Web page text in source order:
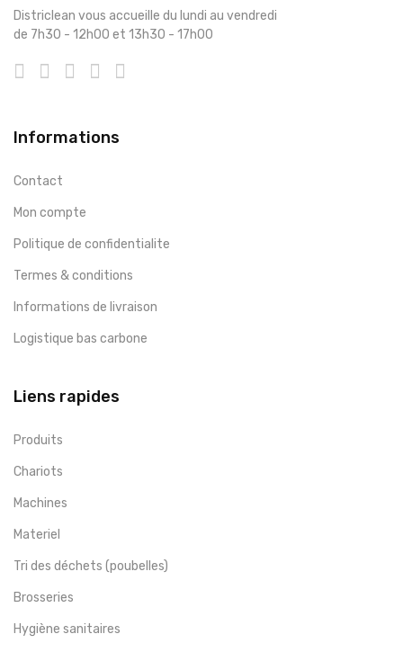
Districlean vous accueille du lundi au vendredi
de 7h30 - 12h00 et 13h30 - 17h00
Informations
Contact
Mon compte
Politique de confidentialite
Termes & conditions
Informations de livraison
Logistique bas carbone
Liens rapides
Produits
Chariots
Machines
Materiel
Tri des déchets (poubelles)
Brosseries
Hygiène sanitaires